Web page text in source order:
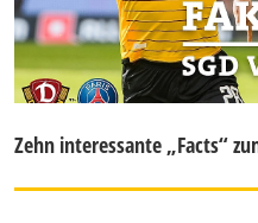
Zehn interessante „Facts“